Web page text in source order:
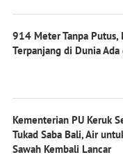
914 Meter Tanpa Putus,
Terpanjang di Dunia Ada
Kementerian PU Keruk
Tukad Saba Bali, Air
Sawah Kembali Lancar